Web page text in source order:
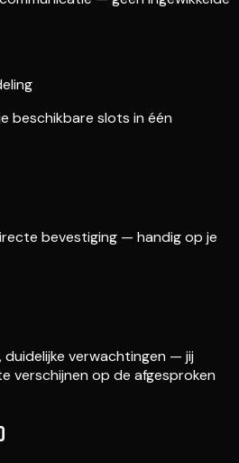
beschikbare slots in één
bevestiging — handig op je
duidelijke verwachtingen — jij
verschijnen op de afgesproken